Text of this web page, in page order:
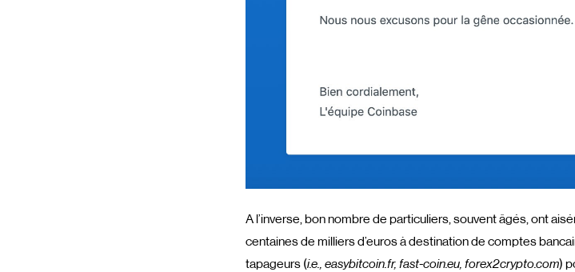
A l’inverse, bon nombre de particuliers, souvent âgés, ont
centaines de milliers d’euros à destination de comptes
tapageurs (i.e., easybitcoin.fr, fast-coin.eu, forex2crypto.com)